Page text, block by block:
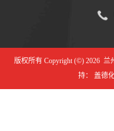
版权所有 Copyright (©) 2026 兰
持： 盖德